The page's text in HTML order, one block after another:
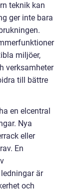
teknik kan
ger inte bara
miljöer,
verksamheter
till bättre
en elcentral
Nya
eller
En
är
och